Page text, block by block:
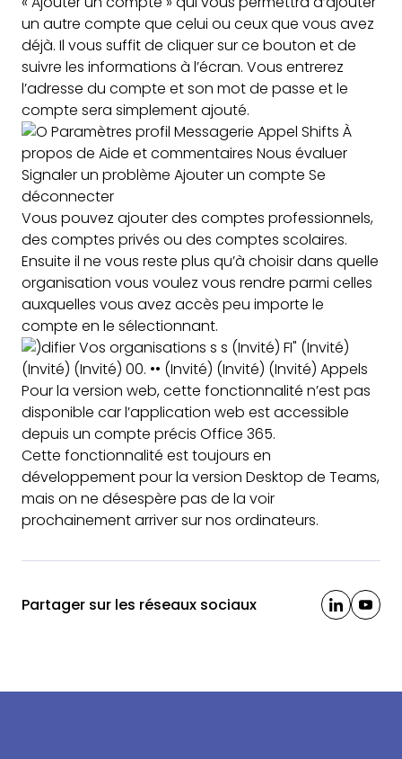
un autre compte que celui ou ceux que vous avez
déjà. Il vous suffit de cliquer sur ce bouton et de
suivre les informations à l’écran. Vous entrerez
l’adresse du compte et son mot de passe et le
compte sera simplement ajouté.
Vous pouvez ajouter des comptes professionnels,
des comptes privés ou des comptes scolaires.
Ensuite il ne vous reste plus qu’à choisir dans quelle
organisation vous voulez vous rendre parmi celles
auxquelles vous avez accès peu importe le
compte en le sélectionnant.
Pour la version web, cette fonctionnalité n’est pas
disponible car l’application web est accessible
depuis un compte précis Office 365.
Cette fonctionnalité est toujours en
développement pour la version Desktop de Teams,
mais on ne désespère pas de la voir
prochainement arriver sur nos ordinateurs.
Partager sur les réseaux sociaux